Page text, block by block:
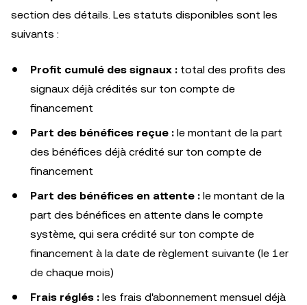
section des détails. Les statuts disponibles sont les
suivants :
Profit cumulé des signaux : total des profits des
signaux déjà crédités sur ton compte de
financement
Part des bénéfices reçue : le montant de la part
des bénéfices déjà crédité sur ton compte de
financement
Part des bénéfices en attente : le montant de la
part des bénéfices en attente dans le compte
système, qui sera crédité sur ton compte de
financement à la date de règlement suivante (le 1er
de chaque mois)
Frais réglés : les frais d'abonnement mensuel déjà